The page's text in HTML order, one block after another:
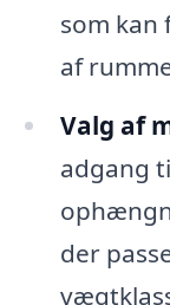
som kan
af
Valg af
adgang
der